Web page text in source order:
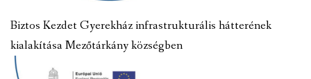
Biztos Kezdet Gyerekház infrastrukturális hátterének
kialakítása Mezőtárkány községben